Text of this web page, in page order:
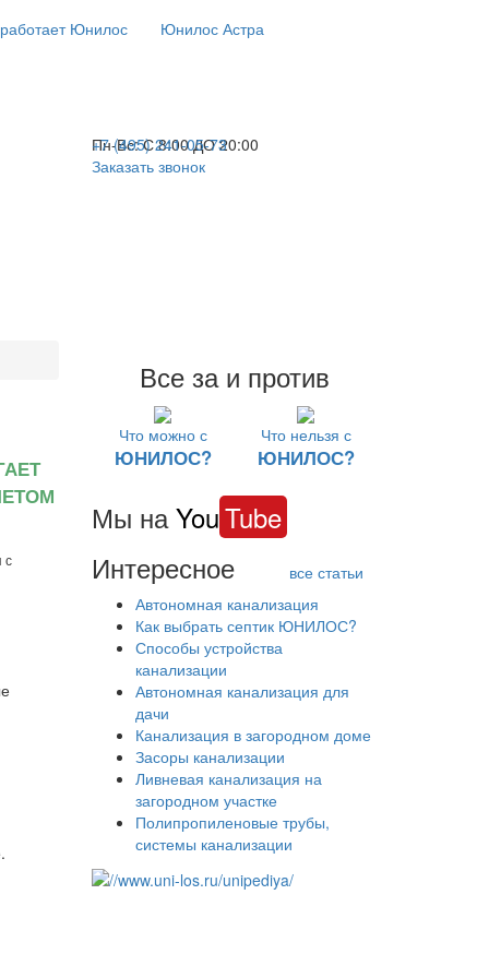
Юнилос Юнилос Астра
+7 (495) 241-05-73
Пн-Вс: С 8:00 ДО 20:00
Заказать звонок
с
Все за и против
Что можно с
ЮНИЛОС?
Что нельзя с
ЮНИЛОС?
Мы наYouTube
все статьи
Интересное
Автономная канализация
Как выбрать септик ЮНИЛОС?
Способы устройства
канализации
Автономная канализация для
дачи
Канализация в загородном доме
Засоры канализации
Ливневая канализация на
загородном участке
Полипропиленовые трубы,
системы канализации